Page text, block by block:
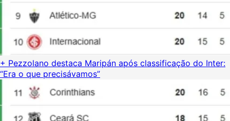
+ Pezzolano destaca Maripán após classificação do Inter:
“Era o que precisávamos”